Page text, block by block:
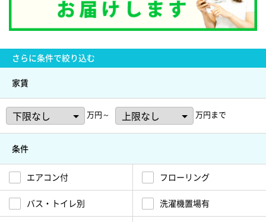
さらに条件で絞り込む
家賃
万円～ 万円まで
条件
エアコン付 フローリング
バス・トイレ別 洗濯機置場有